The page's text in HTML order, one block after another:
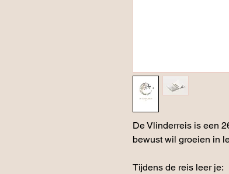
De Vlinderreis is een
bewust wil groeien in
Tijdens de reis leer je: